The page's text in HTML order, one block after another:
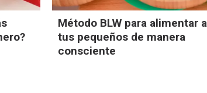
Método BLW para alimentar a
tus pequeños de manera
consciente